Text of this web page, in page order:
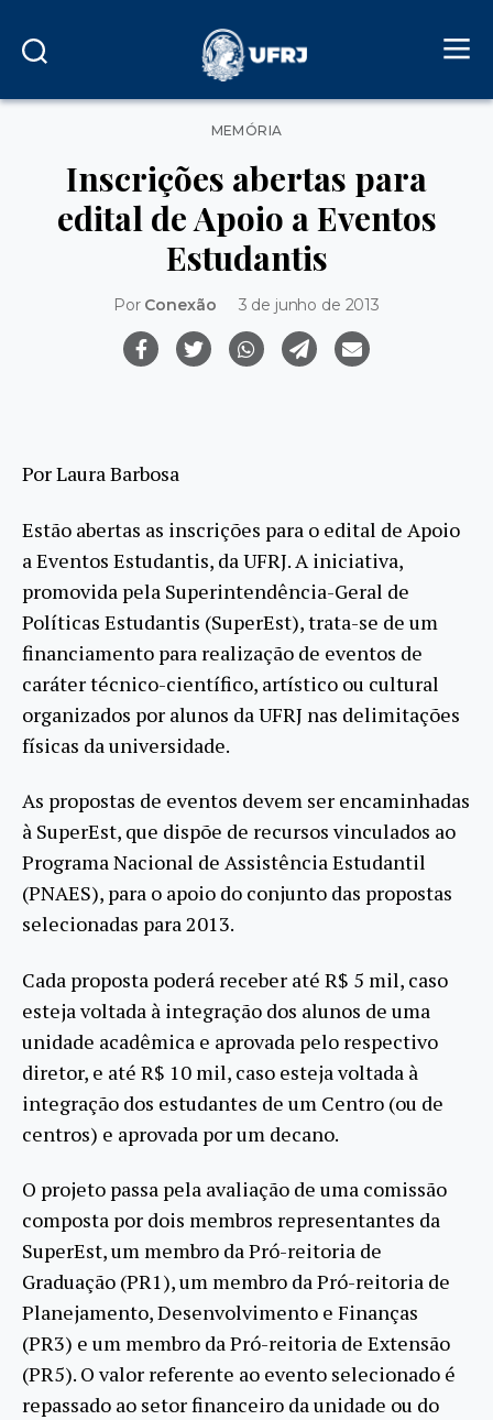
Categorias
MEMÓRIA
Inscrições abertas para
edital de Apoio a Eventos
Estudantis
Por Conexão 3 de junho de 2013
Por Laura Barbosa
Estão abertas as inscrições para o edital de Apoio
a Eventos Estudantis, da UFRJ. A iniciativa,
promovida pela Superintendência-Geral de
Políticas Estudantis (SuperEst), trata-se de um
financiamento para realização de eventos de
caráter técnico-científico, artístico ou cultural
organizados por alunos da UFRJ nas delimitações
físicas da universidade.
As propostas de eventos devem ser encaminhadas
à SuperEst, que dispõe de recursos vinculados ao
Programa Nacional de Assistência Estudantil
(PNAES), para o apoio do conjunto das propostas
selecionadas para 2013.
Cada proposta poderá receber até R$ 5 mil, caso
esteja voltada à integração dos alunos de uma
unidade acadêmica e aprovada pelo respectivo
diretor, e até R$ 10 mil, caso esteja voltada à
integração dos estudantes de um Centro (ou de
centros) e aprovada por um decano.
O projeto passa pela avaliação de uma comissão
composta por dois membros representantes da
SuperEst, um membro da Pró-reitoria de
Graduação (PR1), um membro da Pró-reitoria de
Planejamento, Desenvolvimento e Finanças
(PR3) e um membro da Pró-reitoria de Extensão
(PR5). O valor referente ao evento selecionado é
repassado ao setor financeiro da unidade ou do